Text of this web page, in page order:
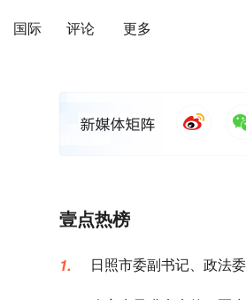
国际 评论 更多
壹点热榜
1.
日照市委副书记、政法